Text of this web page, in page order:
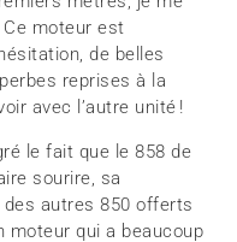
moteur est
de belles
reprises à la
avec l’autre unité !
le fait que le 858 de
sourire, sa
des autres 850 offerts
moteur qui a beaucoup